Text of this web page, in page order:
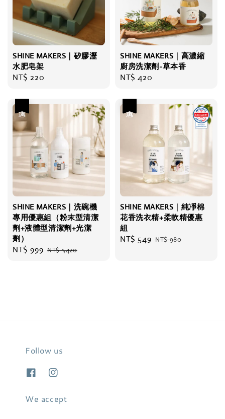
SHINE MAKERS｜矽膠瀝
水肥皂架
Regular
NT$ 220
SHINE MAKERS｜高濃縮
廚房洗潔劑-草本香
Regular
NT$ 420
SHINE MAKERS｜洗碗機
專用優惠組（粉末型清潔
劑+液體型清潔劑+光潔
劑）
Sale
NT$ 999 Regular
NT$ 1,420
SHINE MAKERS｜純凈棉
花香洗衣精+柔軟精優惠
組
Sale
NT$ 549 Regular
NT$ 980
Follow us
We accept